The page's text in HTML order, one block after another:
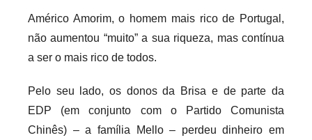
Américo Amorim, o homem mais rico de Portugal,
não aumentou “muito” a sua riqueza, mas contínua
a ser o mais rico de todos.
Pelo seu lado, os donos da Brisa e de parte da
EDP (em conjunto com o Partido Comunista
Chinês) – a família Mello – perdeu dinheiro em